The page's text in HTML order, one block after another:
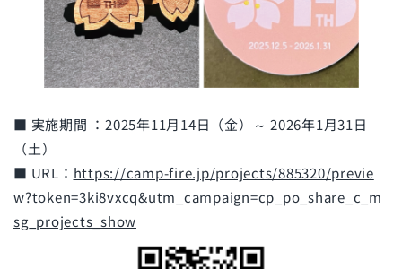
■ 実施期間 ：2025年11月14日（金）～ 2026年1月31日
（土）
■ URL： https://camp-fire.jp/projects/885320/previe
w?token=3ki8vxcq&utm_campaign=cp_po_share_c_m
sg_projects_show